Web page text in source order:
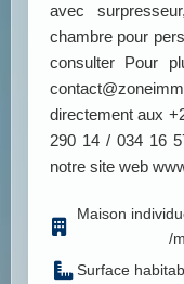
avec
chambre pour
consulter Pour
directement aux
290 14 / 034 16
notre site web
Maison
/
Surface